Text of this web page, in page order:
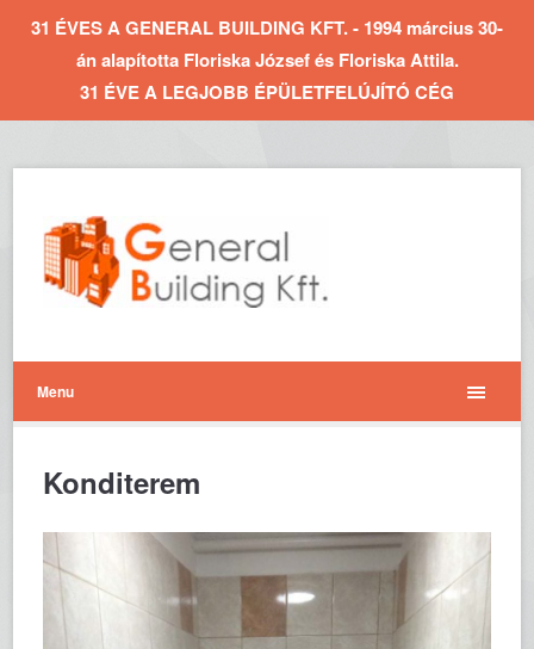
31 ÉVES A GENERAL BUILDING KFT. - 1994 március 30-
án alapította Floriska József és Floriska Attila.
31 ÉVE A LEGJOBB ÉPÜLETFELÚJÍTÓ CÉG
Menu
Konditerem